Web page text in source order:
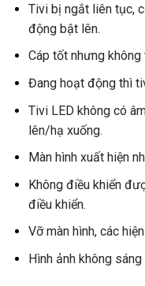
Tivi bị ngắt liên tục,
động bật lên.
Cáp tốt nhưng
Đang hoạt động thì
Tivi LED không có
lên/hạ xuống.
Màn hình xuất hiện
Không điều khiển
điều khiển.
Vỡ màn hình, các
Hình ảnh không